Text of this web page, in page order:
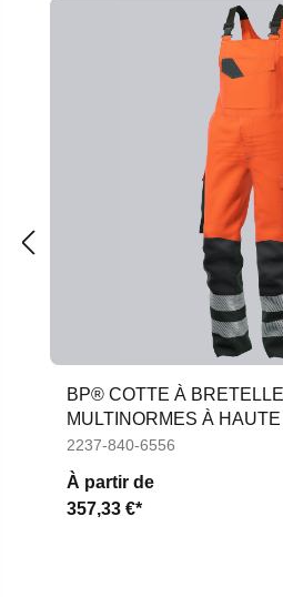
BP® COTTE À
MULTINORMES À
2237-840-6556
À partir de
357,33 €*